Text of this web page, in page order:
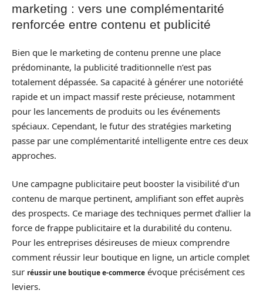
marketing : vers une complémentarité
renforcée entre contenu et publicité
Bien que le marketing de contenu prenne une place
prédominante, la publicité traditionnelle n’est pas
totalement dépassée. Sa capacité à générer une notoriété
rapide et un impact massif reste précieuse, notamment
pour les lancements de produits ou les événements
spéciaux. Cependant, le futur des stratégies marketing
passe par une complémentarité intelligente entre ces deux
approches.
Une campagne publicitaire peut booster la visibilité d’un
contenu de marque pertinent, amplifiant son effet auprès
des prospects. Ce mariage des techniques permet d’allier la
force de frappe publicitaire et la durabilité du contenu.
Pour les entreprises désireuses de mieux comprendre
comment réussir leur boutique en ligne, un article complet
sur réussir une boutique e-commerce évoque précisément ces
leviers.